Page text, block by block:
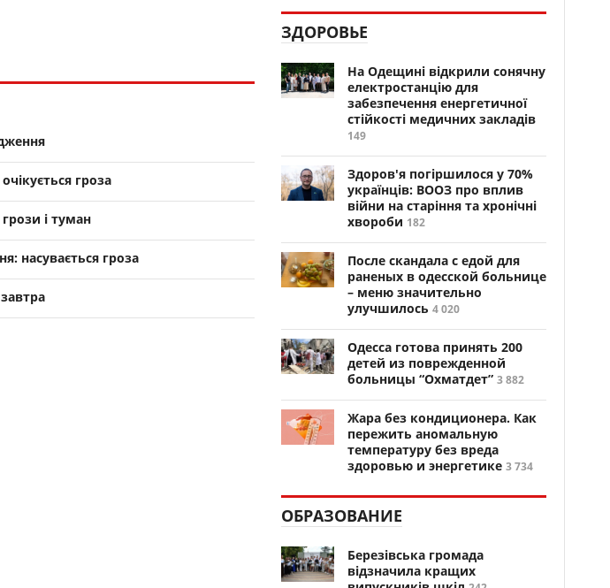
гроза
і туман
насувається гроза
ЗДОРОВЬЕ
На Одещині відкрили сонячну
електростанцію для
забезпечення енергетичної
стійкості медичних закладів
149
Здоров'я погіршилося у 70%
українців: ВООЗ про вплив
війни на старіння та хронічні
хвороби 182
После скандала с едой для
раненых в одесской больнице
– меню значительно
улучшилось 4 020
Одесса готова принять 200
детей из поврежденной
больницы “Охматдет” 3 882
Жара без кондиционера. Как
пережить аномальную
температуру без вреда
здоровью и энергетике 3 734
ОБРАЗОВАНИЕ
Березівська громада
відзначила кращих